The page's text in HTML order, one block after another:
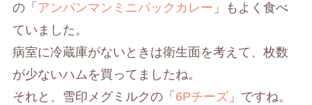
の「 アンパンマンミニパックカレー 」もよく食べ
ていました。
病室に冷蔵庫がないときは衛生面を考えて、枚数
が少ないハムを買ってましたね。
それと、雪印メグミルクの「 6Pチーズ」ですね。